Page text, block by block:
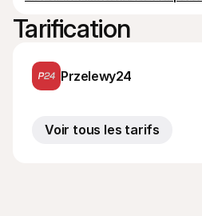
Tarification
Przelewy24
Voir tous les tarifs